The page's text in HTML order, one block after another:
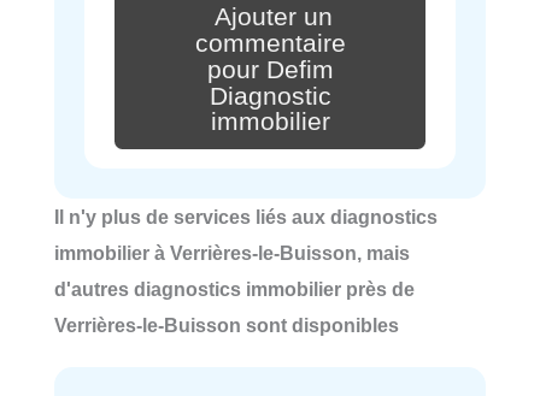
Ajouter un
commentaire
pour Defim
Diagnostic
immobilier
Il n'y plus de services liés aux diagnostics
immobilier à Verrières-le-Buisson, mais
d'autres diagnostics immobilier près de
Verrières-le-Buisson sont disponibles